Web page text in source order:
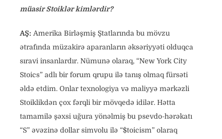
müasir Stoiklər kimlərdir?
AŞ: Amerika Birləşmiş Ştatlarında bu mövzu
ətrafında müzakirə aparanların əksəriyyəti olduqca
sıravi insanlardır. Nümunə olaraq, “New York City
Stoics” adlı bir forum qrupu ilə tanış olmaq fürsəti
əldə etdim. Onlar texnologiya və maliyyə mərkəzli
Stoiklikdən çox fərqli bir mövqedə idilər. Hətta
tamamilə şəxsi uğura yönəlmiş bu psevdo-hərəkatı
“S” əvəzinə dollar simvolu ilə “$toicism” olaraq